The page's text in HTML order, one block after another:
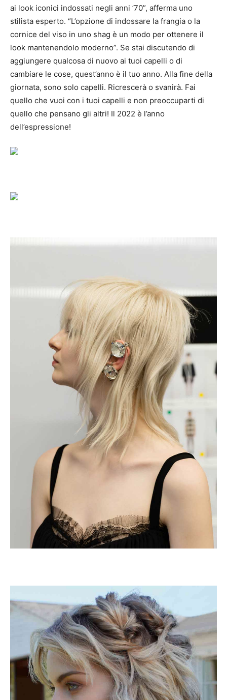
ai look iconici indossati negli anni ’70”, afferma uno
stilista esperto. “L’opzione di indossare la frangia o la
cornice del viso in uno shag è un modo per ottenere il
look mantenendolo moderno”. Se stai discutendo di
aggiungere qualcosa di nuovo ai tuoi capelli o di
cambiare le cose, quest’anno è il tuo anno. Alla fine della
giornata, sono solo capelli. Ricrescerà o svanirà. Fai
quello che vuoi con i tuoi capelli e non preoccuparti di
quello che pensano gli altri! Il 2022 è l’anno
dell’espressione!